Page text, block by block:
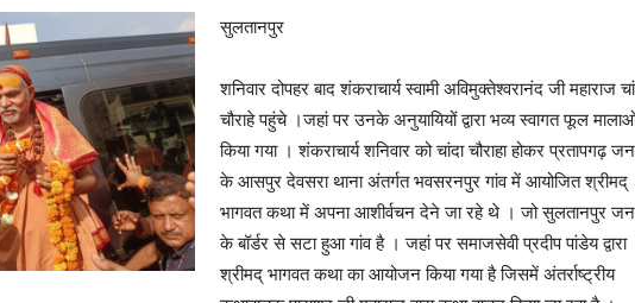
सुलतानपुर
शनिवार दोपहर बाद शंकराचार्य स्वामी अविमुक्तेश्वरानंद जी महाराज
चौराहे पहुंचे ।जहां पर उनके अनुयायियों द्वारा भव्य स्वागत फूल
किया गया । शंकराचार्य शनिवार को चांदा चौराहा होकर प्रतापगढ़
के आसपुर देवसरा थाना अंतर्गत भवसरनपुर गांव में आयोजित श्रीमद्
भागवत कथा में अपना आशीर्वचन देने जा रहे थे । जो सुलतानपुर
के बॉर्डर से सटा हुआ गांव है । जहां पर समाजसेवी प्रदीप पांडेय द्वारा
श्रीमद् भागवत कथा का आयोजन किया गया है जिसमें अंतर्राष्ट्रीय